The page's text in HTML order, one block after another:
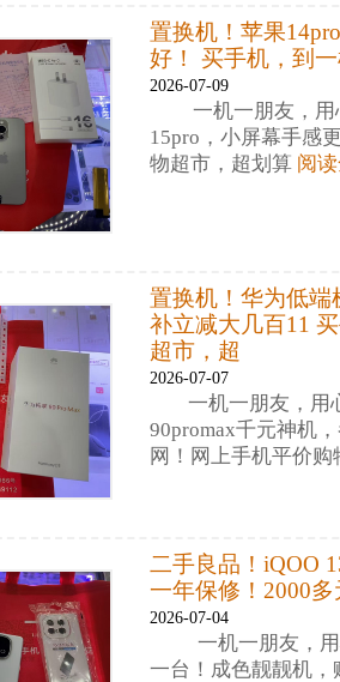
置换机！苹果
好！ 买手机，到
2026-07-09
一机一朋友，
15pro，小屏幕手感
物超市，超划算 阅
置换机！华为低端
补立减大几百11
超市，超
2026-07-07
一机一朋友，用
90promax千元神机
网！网上手机平价
二手良品！iQOO
一年保修！2000
2026-07-04
一机一朋友，
一台！成色靓靓机